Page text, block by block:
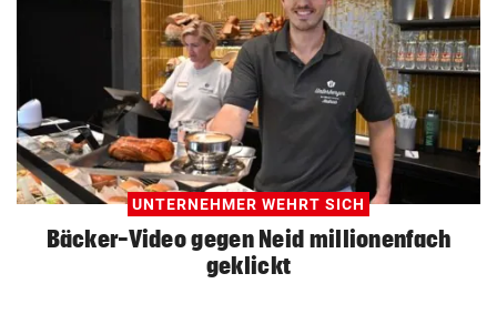
UNTERNEHMER WEHRT SICH
Bäcker-Video gegen Neid millionenfach
geklickt